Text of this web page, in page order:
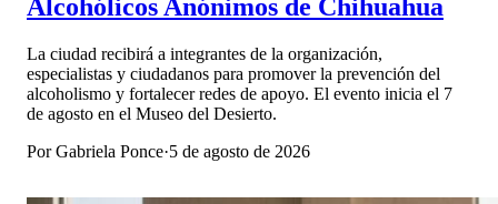
Alcohólicos Anónimos de Chihuahua
La ciudad recibirá a integrantes de la organización,
especialistas y ciudadanos para promover la prevención del
alcoholismo y fortalecer redes de apoyo. El evento inicia el 7
de agosto en el Museo del Desierto.
PorGabriela Ponce·5 de agosto de 2026